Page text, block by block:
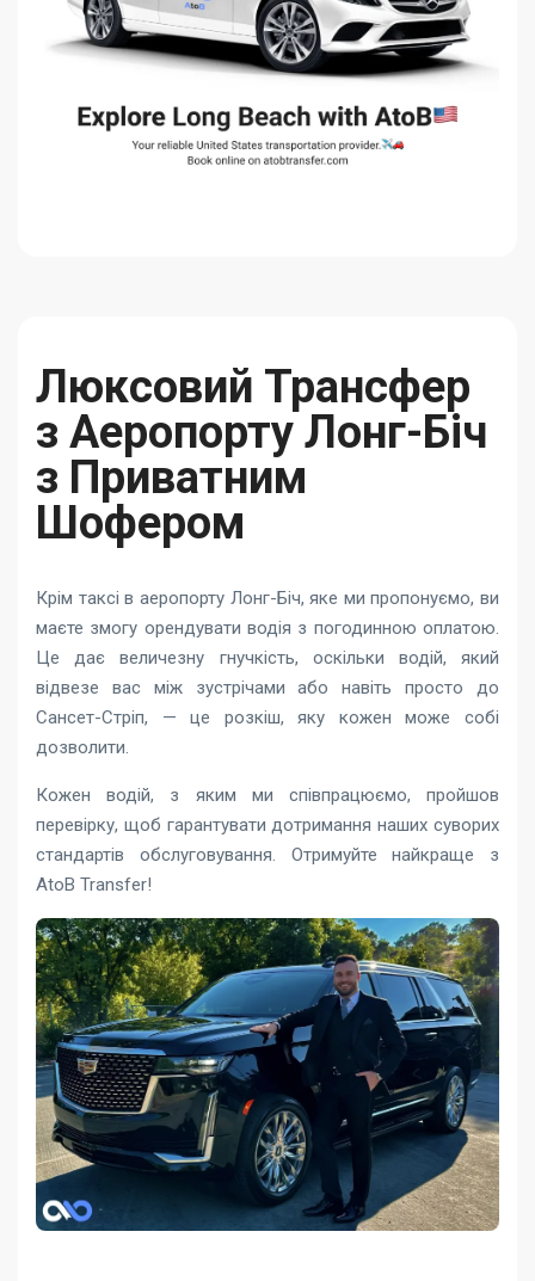
Люксовий Трансфер
з Аеропорту Лонг-Біч
з Приватним
Шофером
Крім таксі в аеропорту Лонг-Біч, яке ми пропонуємо, ви
маєте змогу орендувати водія з погодинною оплатою.
Це дає величезну гнучкість, оскільки водій, який
відвезе вас між зустрічами або навіть просто до
Сансет-Стріп, — це розкіш, яку кожен може собі
дозволити.
Кожен водій, з яким ми співпрацюємо, пройшов
перевірку, щоб гарантувати дотримання наших суворих
стандартів обслуговування. Отримуйте найкраще з
AtoB Transfer!